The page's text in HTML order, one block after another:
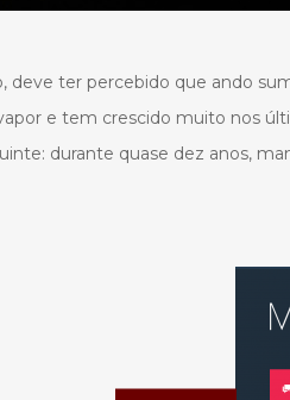
deve ter percebido que ando
e tem crescido muito nos
durante quase dez anos,